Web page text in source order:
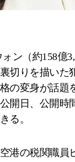
ン（約158億
切りを描いた
の変身が話題
開日、公開時
る。
港の税関職員